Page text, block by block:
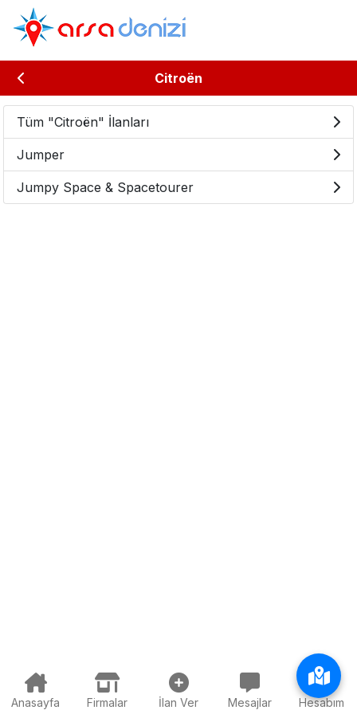
Citroën
Tüm "Citroën" İlanları
Jumper
Jumpy Space & Spacetourer
Anasayfa Firmalar İlan Ver Mesajlar Hesabım